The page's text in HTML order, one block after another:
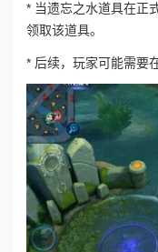
* 当遗忘之水道具在正
领取该道具。
* 后续，玩家可能需要